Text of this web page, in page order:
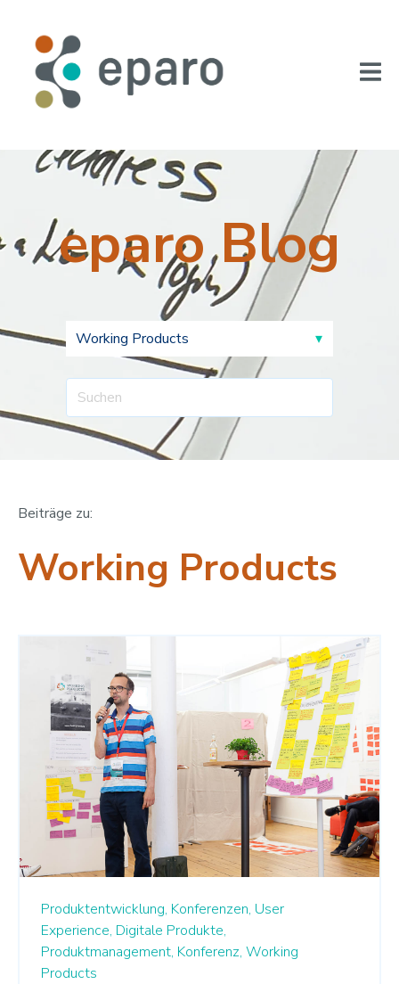
eparo Blog
Beiträge zu:
Working Products
Produktentwicklung, Konferenzen, User
Experience, Digitale Produkte,
Produktmanagement, Konferenz, Working
Products